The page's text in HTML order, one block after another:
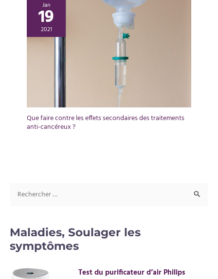
Jan
19
2021
Que faire contre les effets secondaires des traitements
anti-cancéreux ?
h
e
Maladies, Soulager les
symptômes
Test du purificateur d’air Philips